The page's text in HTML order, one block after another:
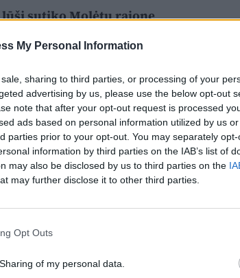
My Personal Information
sharing to third parties, or processing of your
advertising by us, please use the below opt-out
note that after your opt-out request is processed
ads based on personal information utilized by us
parties prior to your opt-out. You may separately
information by third parties on the IAB’s list of
may also be disclosed by us to third parties on the
may further disclose it to other third parties.
Opt Outs
of my personal data.
sutiko Molėtų rajone